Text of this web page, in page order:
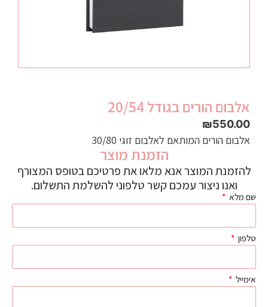
אלבום הורים בגודל 20/54
₪550.00
אלבום הורים המותאם לאלבום זוגי 30/80
הזמנת מוצר
להזמנת המוצר אנא מלאו את פרטיכם בטופס המצורף
ואנו ניצור עמכם קשר טלפוני להשלמת התשלום.
שם מלא
טלפון
אימייל